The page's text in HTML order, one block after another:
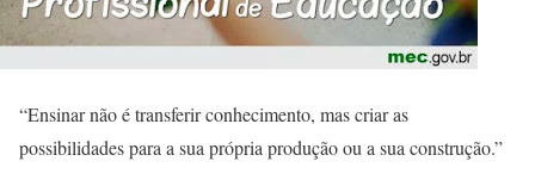
“Ensinar não é transferir conhecimento, mas criar as
possibilidades para a sua própria produção ou a sua construção.”